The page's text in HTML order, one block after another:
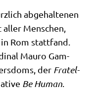
abge­hal­te­nen
Men­schen,
Rom statt­fand.
Mau­ro Gam­
der Fra­tel­
Be Human.